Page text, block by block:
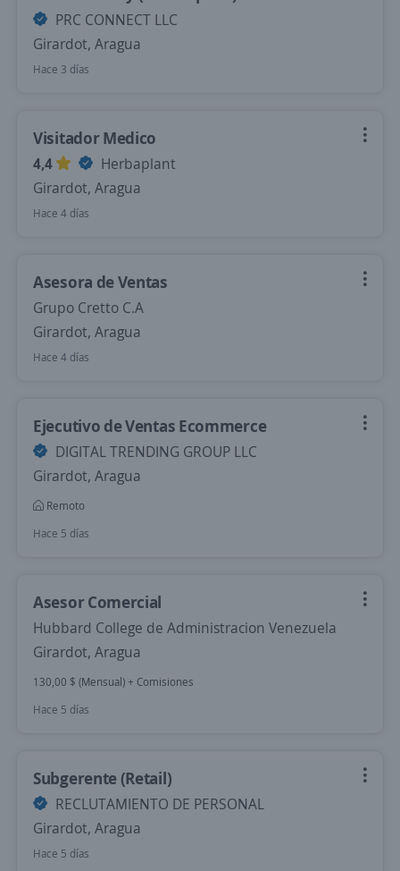
PRC CONNECT LLC
Girardot, Aragua
Hace 3 días
Visitador Medico
4,4
Herbaplant
Girardot, Aragua
Hace 4 días
Asesora de Ventas
Grupo Cretto C.A
Girardot, Aragua
Hace 4 días
Ejecutivo de Ventas Ecommerce
DIGITAL TRENDING GROUP LLC
Girardot, Aragua
Remoto
Hace 5 días
Asesor Comercial
Hubbard College de Administracion Venezuela
Girardot, Aragua
130,00 $ (Mensual) + Comisiones
Hace 5 días
Subgerente (Retail)
RECLUTAMIENTO DE PERSONAL
Girardot, Aragua
Hace 5 días